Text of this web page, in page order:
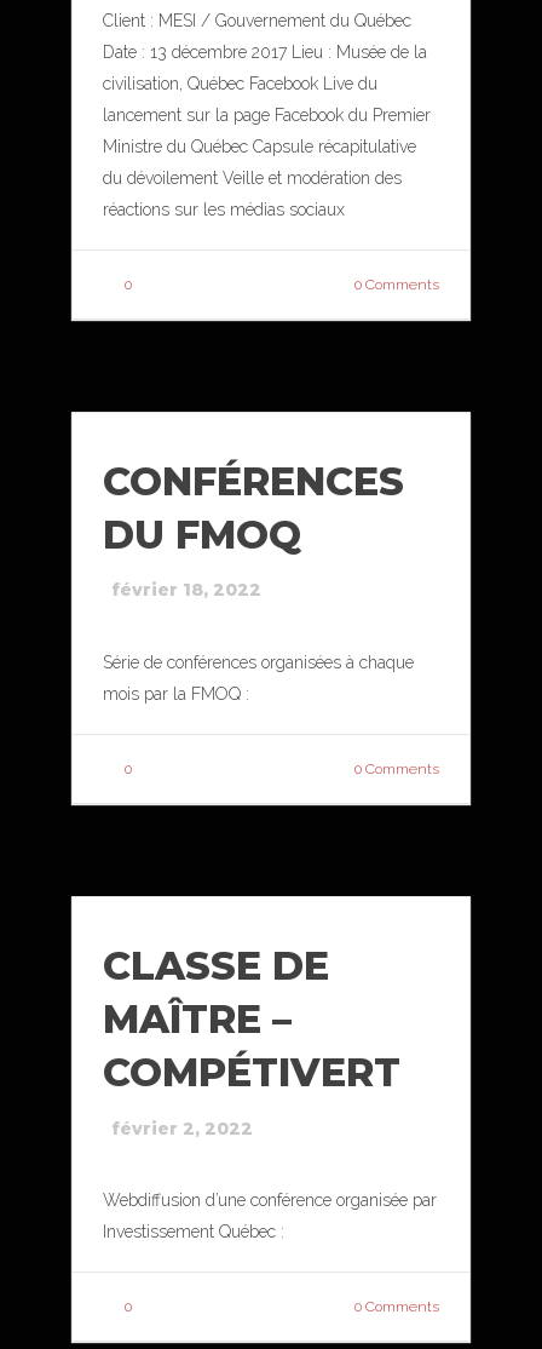
Client : MESI / Gouvernement du Québec
Date : 13 décembre 2017 Lieu : Musée de la
civilisation, Québec Facebook Live du
lancement sur la page Facebook du Premier
Ministre du Québec Capsule récapitulative
du dévoilement Veille et modération des
réactions sur les médias sociaux
0 0 Comments
CONFÉRENCES
DU FMOQ
février 18, 2022
Série de conférences organisées à chaque
mois par la FMOQ :
0 0 Comments
CLASSE DE
MAÎTRE –
COMPÉTIVERT
février 2, 2022
Webdiffusion d’une conférence organisée par
Investissement Québec :
0 0 Comments